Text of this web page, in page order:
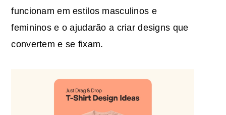
funcionam em estilos masculinos e
femininos e o ajudarão a criar designs que
convertem e se fixam.